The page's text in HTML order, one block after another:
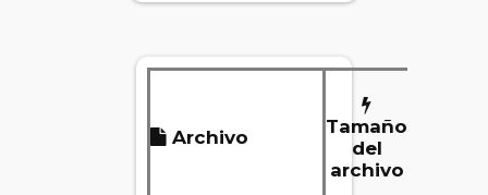
Archivo
Tamaño
del
archivo